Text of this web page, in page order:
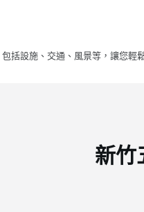
括設施、交通、風景等，讓您輕
新竹